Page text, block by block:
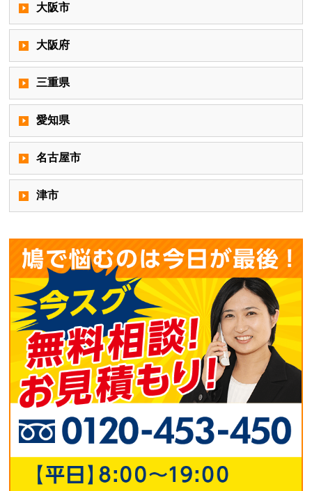
大阪市
大阪府
三重県
愛知県
名古屋市
津市